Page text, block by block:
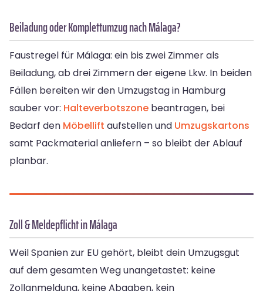
Beiladung oder Komplettumzug nach Málaga?
Faustregel für Málaga: ein bis zwei Zimmer als
Beiladung, ab drei Zimmern der eigene Lkw. In beiden
Fällen bereiten wir den Umzugstag in Hamburg
sauber vor: Halteverbotszone beantragen, bei
Bedarf den Möbellift aufstellen und Umzugskartons
samt Packmaterial anliefern – so bleibt der Ablauf
planbar.
Zoll & Meldepflicht in Málaga
Weil Spanien zur EU gehört, bleibt dein Umzugsgut
auf dem gesamten Weg unangetastet: keine
Zollanmeldung, keine Abgaben, kein